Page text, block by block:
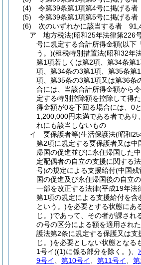
(4)
令第39条第1項第4号に掲げる
(5)
令第39条第1項第5号に掲げる
(6)
次のいずれかに該当する者
ア
地方税法(昭和25年法律第226
号に規定する合計所得金額(以下
う。)(租税特別措置法(昭和32年
第1項若しくは第2項、第34条第
項、第34条の3第1項、第35条第
項、第35条の3第1項又は第36条
合には、当該合計所得金額から
定する特別控除額を控除して得
得金額が0を下回る場合には、0
1,200,000円未満である者であり
れにも該当しないもの
イ
要保護者等(生活保護法(昭和
第2項に規定する要保護者又は中
帰国の促進並びに永住帰国した
定配偶者の自立の支援に関する
号)の規定による支援給付(中国残
国の促進及び永住帰国後の自立
一部を改正する法律(平成19年法
第1項の規定による支援給付を含
という。)を必要とする状態にあ
じ。)であって、その者が課され
の号の区分による額を適用され
護法第2条に規定する保護又は支
じ。)を必要としない状態となる
1号イ((1)に係る部分を除く。)
9号イ
第10号イ 第11号イ